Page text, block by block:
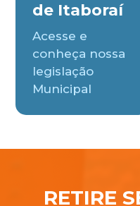
de Itaboraí
Acesse e
conheça nossa
legislação
Municipal
RETIRE